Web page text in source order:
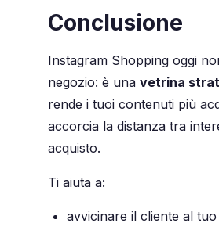
Conclusione
Instagram Shopping oggi
negozio: è una vetrina
rende i tuoi contenuti più
accorcia la distanza tra
acquisto.
Ti aiuta a:
avvicinare il cliente al